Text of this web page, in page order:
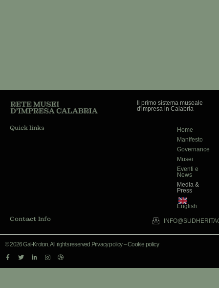
Il primo sistema museale
d'impresa in Calabria
Quick links
Home
Manifesto
Governance
Musei
Eventi e
News
Media &
Press
English
Contact Info
© 2026 Gal-Kroton. All rights reserved.Privacy policy–Cookie policy
F
a
T
w i
I
n
D
r